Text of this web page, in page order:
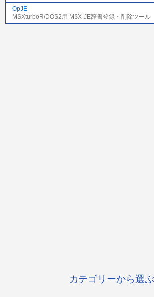
OpJE
MSXturboR/DOS2用 MSX-JE辞書登録・削除ツール
カテゴリーから選ぶ